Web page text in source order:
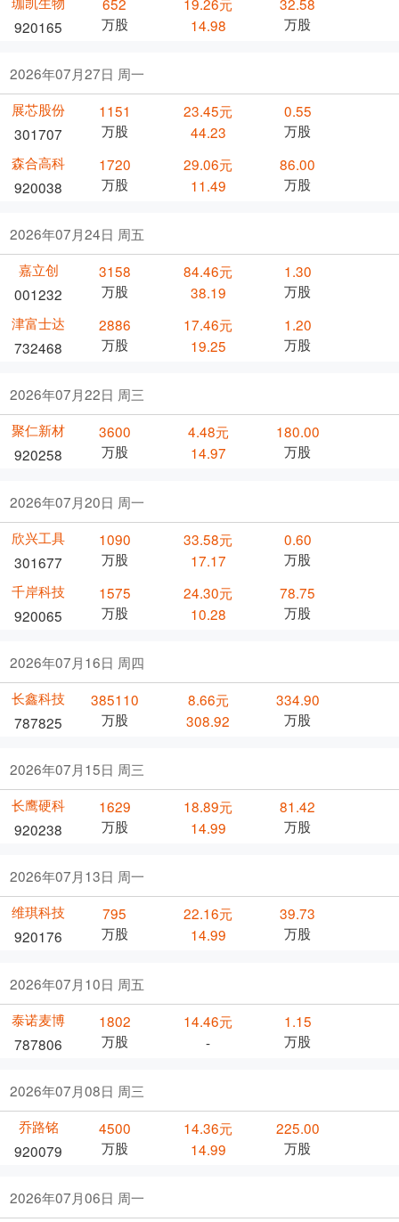
920165
万股
14.98
万股
2026年07月27日 周一
展芯股份
301707
1151
万股
23.45元
44.23
0.55
万股
森合高科
920038
1720
万股
29.06元
11.49
86.00
万股
2026年07月24日 周五
嘉立创
001232
3158
万股
84.46元
38.19
1.30
万股
津富士达
732468
2886
万股
17.46元
19.25
1.20
万股
2026年07月22日 周三
聚仁新材
920258
3600
万股
4.48元
14.97
180.00
万股
2026年07月20日 周一
欣兴工具
301677
1090
万股
33.58元
17.17
0.60
万股
千岸科技
920065
1575
万股
24.30元
10.28
78.75
万股
2026年07月16日 周四
长鑫科技
787825
385110
万股
8.66元
308.92
334.90
万股
2026年07月15日 周三
长鹰硬科
920238
1629
万股
18.89元
14.99
81.42
万股
2026年07月13日 周一
维琪科技
920176
795
万股
22.16元
14.99
39.73
万股
2026年07月10日 周五
泰诺麦博
787806
1802
万股
14.46元
-
1.15
万股
2026年07月08日 周三
乔路铭
920079
4500
万股
14.36元
14.99
225.00
万股
2026年07月06日 周一